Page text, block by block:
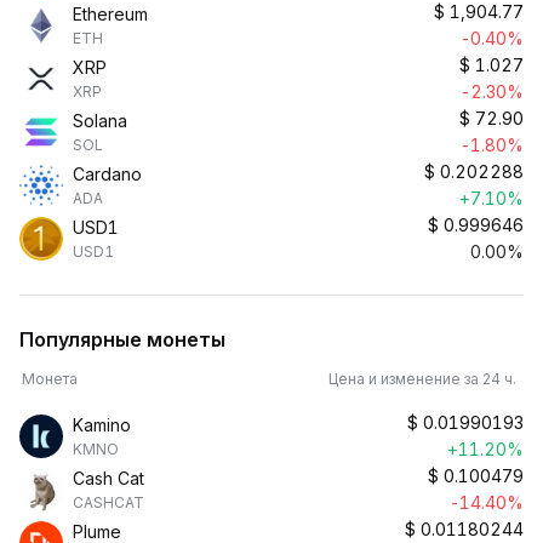
Ethereum
ETH
$ 1,904.77
-0.40%
XRP
XRP
$ 1.027
-2.30%
Solana
SOL
$ 72.90
-1.80%
Cardano
ADA
$ 0.202288
+7.10%
USD1
USD1
$ 0.999646
0.00%
Популярные монеты
Монета Цена и изменение за 24 ч.
Kamino
KMNO
$ 0.01990193
+11.20%
Cash Cat
CASHCAT
$ 0.100479
-14.40%
Plume
$ 0.01180244